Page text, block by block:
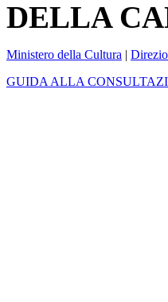
DELLA
Ministero della Cultura |
GUIDA ALLA